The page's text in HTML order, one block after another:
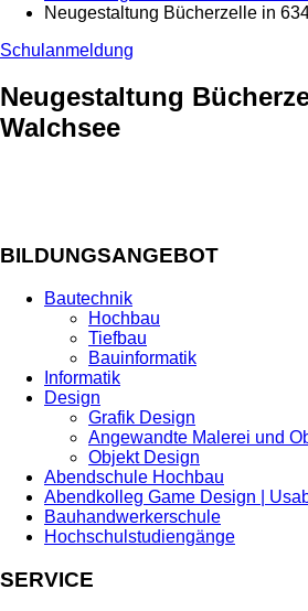
Neugestaltung Bücherzelle in
Schulanmeldung
Neugestaltung
Walchsee
BILDUNGSANGEBOT
Bautechnik
Hochbau
Tiefbau
Bauinformatik
Informatik
Design
Grafik Design
Angewandte Malerei und
Objekt Design
Abendschule Hochbau
Abendkolleg Game Design |
Bauhandwerkerschule
Hochschulstudiengänge
SERVICE